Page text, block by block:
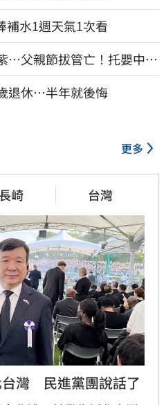
補水1週天氣1次看
…父親節拔管亡！托嬰中心
退休…半年就後悔
更多
長崎 台灣
灣　民進黨團說話了